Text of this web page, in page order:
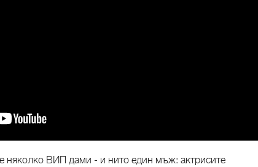
няколко ВИП дами - и нито един мъж: актрисите